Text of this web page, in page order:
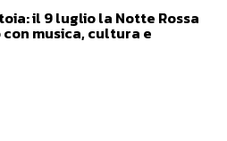
il 9 luglio la Notte Rossa
musica, cultura e